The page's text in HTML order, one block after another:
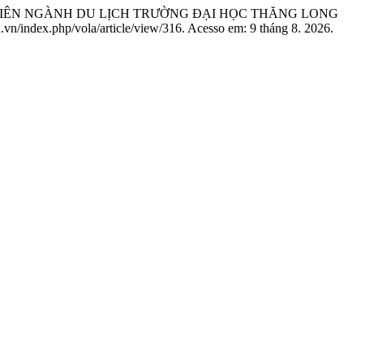
NGÀNH DU LỊCH TRƯỜNG ĐẠI HỌC THĂNG LONG
index.php/vola/article/view/316. Acesso em: 9 tháng 8. 2026.